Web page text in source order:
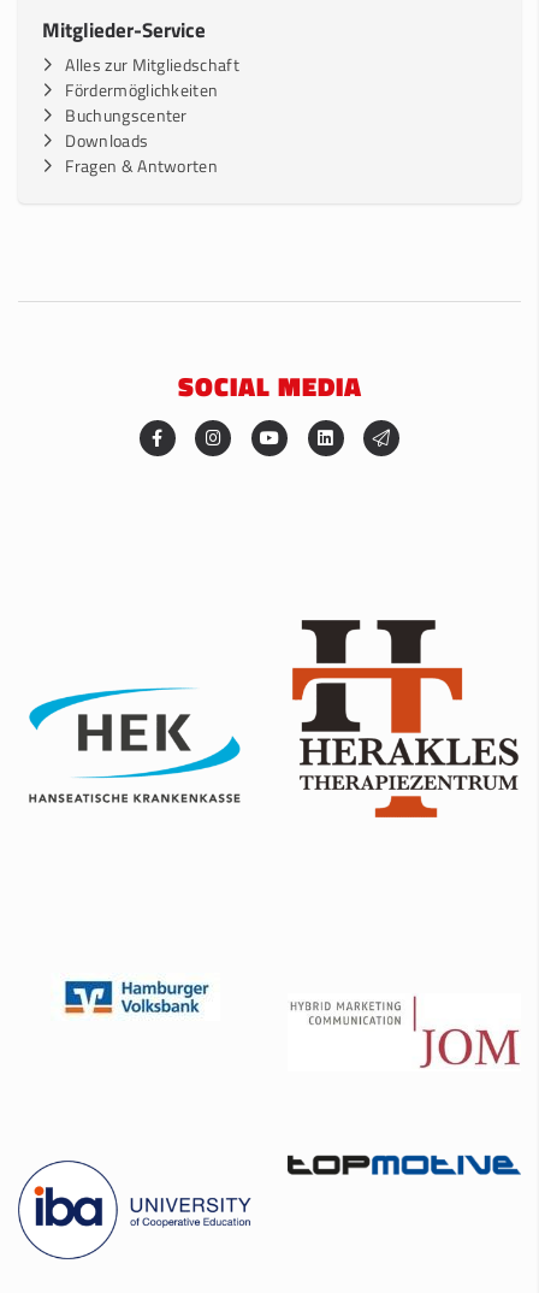
Mitglieder-Service
Alles zur Mitgliedschaft
Fördermöglichkeiten
Buchungscenter
Downloads
Fragen & Antworten
SOCIAL MEDIA